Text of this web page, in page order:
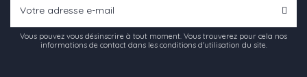
Vous pouvez vous désinscrire à tout moment. Vous trouverez pour cela nos
informations de contact dans les conditions d'utilisation du site.